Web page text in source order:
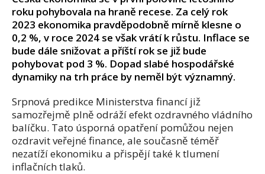
roku pohybovala na hraně recese. Za celý rok
2023 ekonomika pravděpodobně mírně klesne o
0,2 %, v roce 2024 se však vrátí k růstu. Inflace se
bude dále snižovat a příští rok se již bude
pohybovat pod 3 %. Dopad slabé hospodářské
dynamiky na trh práce by neměl být významný.
Srpnová predikce Ministerstva financí již
samozřejmě plně odráží efekt ozdravného vládního
balíčku. Tato úsporná opatření pomůžou nejen
ozdravit veřejné finance, ale současně téměř
nezatíží ekonomiku a přispějí také k tlumení
inflačních tlaků.